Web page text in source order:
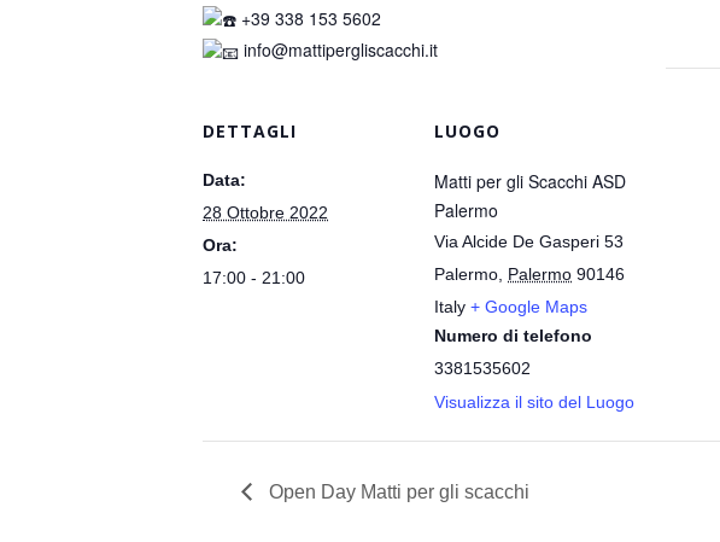
+39 338 153 5602
info@mattipergliscacchi.it
DETTAGLI
Data:
28 Ottobre 2022
Ora:
17:00 - 21:00
LUOGO
Matti per gli Scacchi ASD
Palermo
Via Alcide De Gasperi 53
Palermo Palermo 90146
Italy + Google Maps
Numero di telefono
3381535602
Visualizza il sito del Luogo
Open Day Matti per gli scacchi